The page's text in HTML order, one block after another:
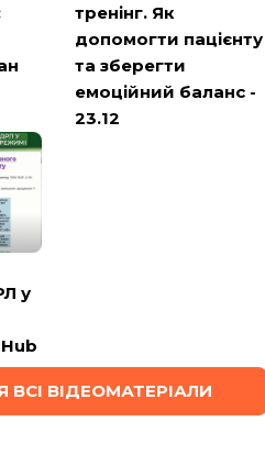
тренінг. Як
допомогти пацієнту
та зберегти
емоційний баланс -
23.12
у
ВСІ ВІДЕОМАТЕРІАЛИ